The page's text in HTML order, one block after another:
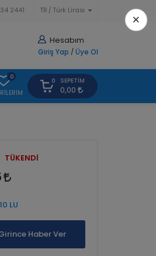
TR Türk Lirası
2441
Hesabım
Giriş Yap / Üye Ol
0
0 SEPETIM
0,00
TÜKENDİ
10 LU
Haber Ver
×